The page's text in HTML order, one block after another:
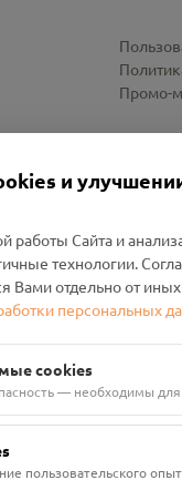
Промо-
улица Западная, д.
и
работы Сайта и
технологии.
Вами отдельно от
персональных
cookies
— необходимы
пользовательского